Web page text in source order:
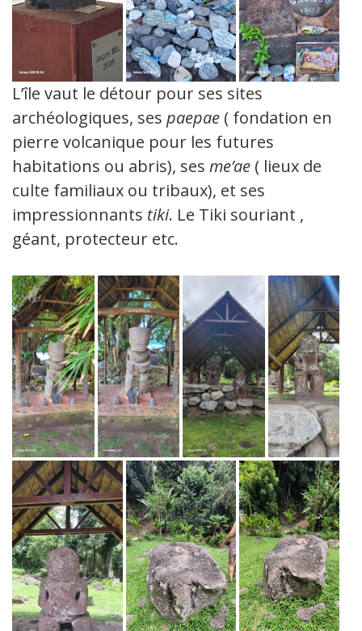
L’île vaut le détour pour ses sites
archéologiques, ses paepae ( fondation en
pierre volcanique pour les futures
habitations ou abris), ses me’ae ( lieux de
culte familiaux ou tribaux), et ses
impressionnants tiki. Le Tiki souriant ,
géant, protecteur etc.